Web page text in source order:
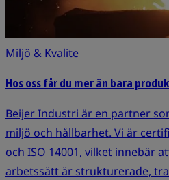
Miljö & Kvalite
Hos oss får du mer än bara
Beijer Industri är en partner
miljö och hållbarhet. Vi är
och ISO 14001, vilket innebär
arbetssätt är strukturerade,